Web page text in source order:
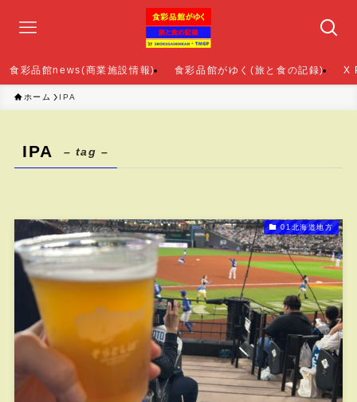
食彩品館news(商業施設情報) 食彩品館がゆく(旅と食の記録) X
ホーム IPA
IPA – tag –
01北海道地方